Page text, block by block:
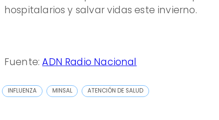
hospitalarios y salvar vidas este invierno.
Fuente:ADN Radio Nacional
INFLUENZA MINSAL ATENCIÓN DE SALUD